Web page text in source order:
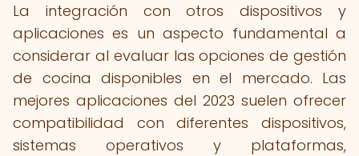
La integración con otros dispositivos y
aplicaciones es un aspecto fundamental a
considerar al evaluar las opciones de gestión
de cocina disponibles en el mercado. Las
mejores aplicaciones del 2023 suelen ofrecer
compatibilidad con diferentes dispositivos,
sistemas operativos y plataformas,